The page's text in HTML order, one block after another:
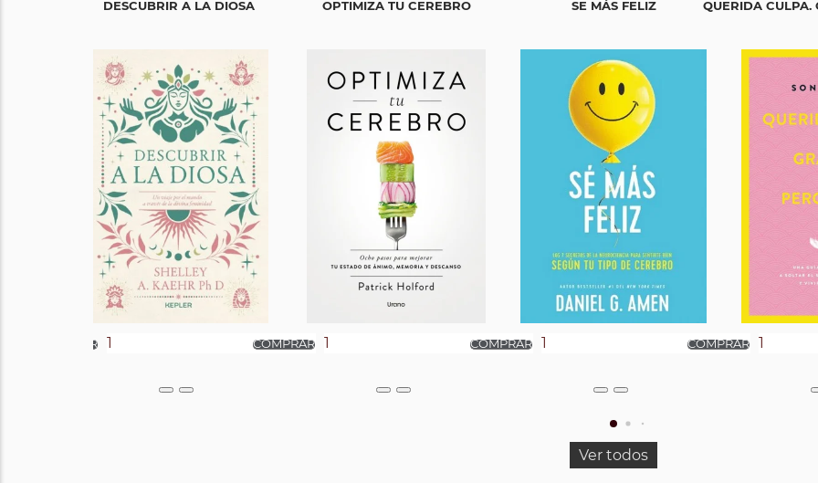
DESCUBRIR A LA DIOSA OPTIMIZA TU CEREBRO SE MÁS FELIZ QUERIDA CULPA.
Ver todos